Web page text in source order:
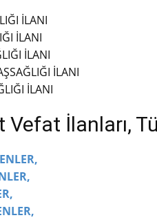
İLANI
İLANI
İLANI
İLANI
İLANI
İlanları,